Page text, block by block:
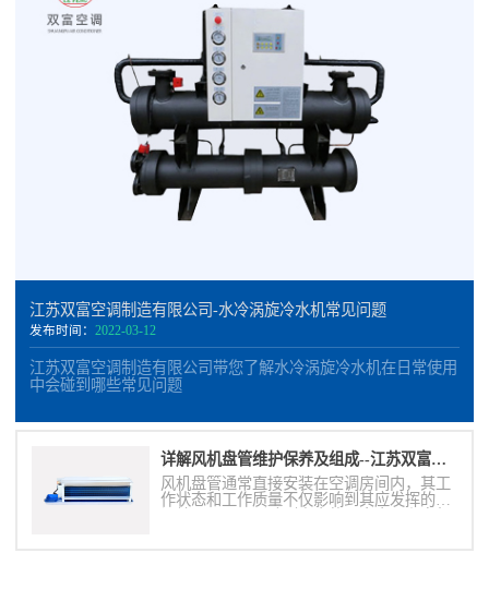
江苏双富空调制造有限公司-水冷涡旋冷水机常见问题
发布时间： 2022-03-12
江苏双富空调制造有限公司带您了解水冷涡旋冷水机在日常使用
中会碰到哪些常见问题
详解风机盘管维护保养及组成--江苏双富空调制造有限公司
风机盘管通常直接安装在空调房间内，其工
作状态和工作质量不仅影响到其应发挥的空